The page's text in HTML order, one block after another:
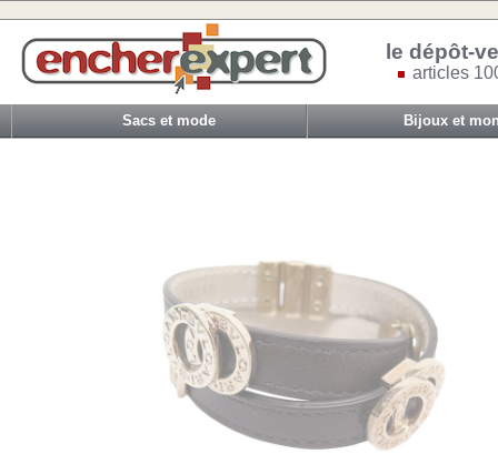
le dépôt-
articles
Sacs et mode Bijoux et